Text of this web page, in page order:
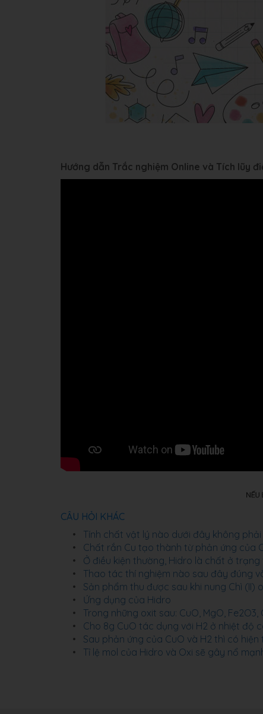
Hướng dẫn Trắc nghiệm Online và Tích lũy
CÂU HỎI KHÁC
Tính chất vật lý nào dưới đây không
Chất rắn Cu tạo thành từ phản ứng của
Ở điều kiện thường, Hidro là chất ở trạng
Thao tác thí nghiệm nào sau đây đúng
Sản phẩm thu được sau khi nung Chì (II)
Ứng dụng của Hidro
Trong những oxit sau: CuO, MgO,
Cho 8g CuO tác dụng với H2 ở nhiệt độ
Sau phản ứng của CuO và H2 thì có hiện
Tỉ lệ mol của Hidro và Oxi sẽ gây nổ